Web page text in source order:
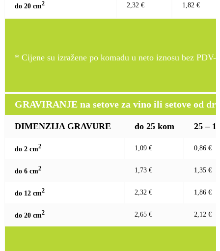
do 20 cm2 2,32 € 1,82 €
* Cijene su izražene po komadu u neto iznosu bez PDV-
GRAVIRANJE na setove za vino ili setove od
DIMENZIJA GRAVURE do 25 kom 25 –
do 2 cm2 1,09 € 0,86 €
do 6 cm2 1,73 € 1,35 €
do 12 cm2 2,32 € 1,86 €
do 20 cm2 2,65 € 2,12 €